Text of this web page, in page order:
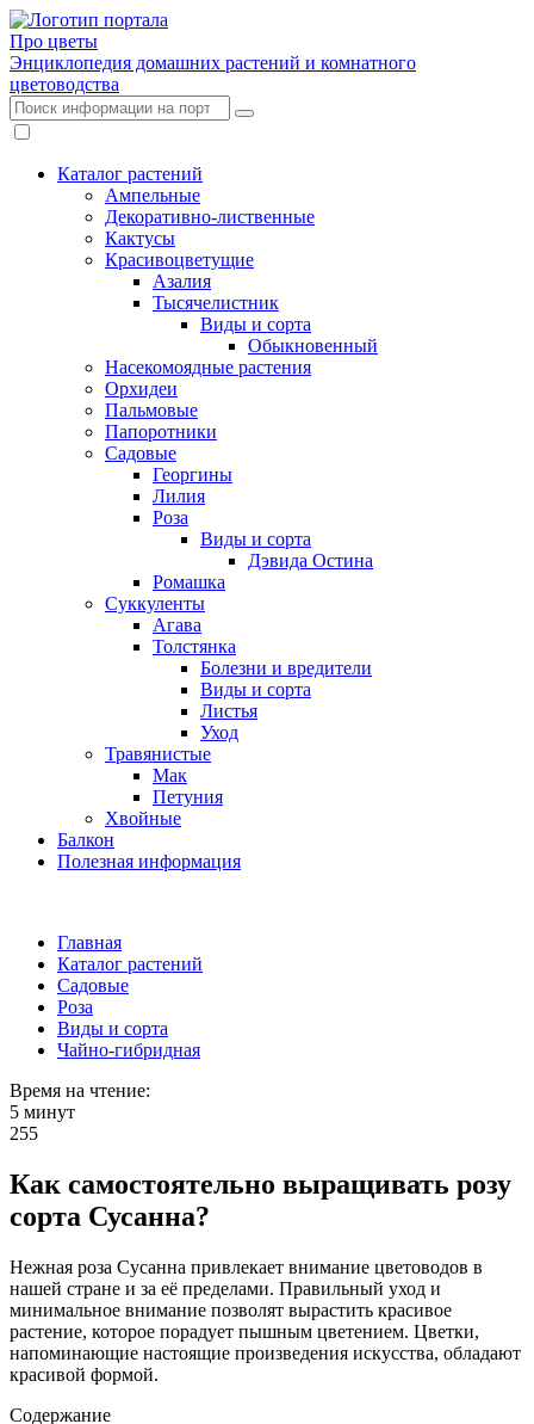
Про цветы
Энциклопедия домашних растений и комнатного
цветоводства
Каталог растений
Ампельные
Декоративно-лиственные
Кактусы
Красивоцветущие
Азалия
Тысячелистник
Виды и сорта
Обыкновенный
Насекомоядные растения
Орхидеи
Пальмовые
Папоротники
Садовые
Георгины
Лилия
Роза
Виды и сорта
Дэвида Остина
Ромашка
Суккуленты
Агава
Толстянка
Болезни и вредители
Виды и сорта
Листья
Уход
Травянистые
Мак
Петуния
Хвойные
Балкон
Полезная информация
Главная
Каталог растений
Садовые
Роза
Виды и сорта
Чайно-гибридная
Время на чтение:
5 минут
255
Как самостоятельно выращивать розу
сорта Сусанна?
Нежная роза Сусанна привлекает внимание цветоводов в
нашей стране и за её пределами. Правильный уход и
минимальное внимание позволят вырастить красивое
растение, которое порадует пышным цветением. Цветки,
напоминающие настоящие произведения искусства, обладают
красивой формой.
Содержание